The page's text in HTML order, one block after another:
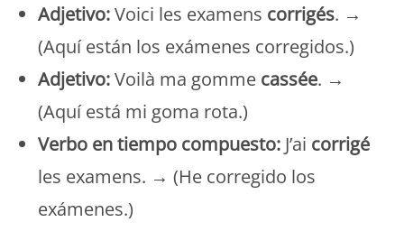
Adjetivo:Voici les examens corrigés. →
(Aquí están los exámenes corregidos.)
Adjetivo:Voilà ma gomme cassée. →
(Aquí está mi goma rota.)
Verbo en tiempo compuesto: J’ai corrigé
les examens. → (He corregido los
exámenes.)